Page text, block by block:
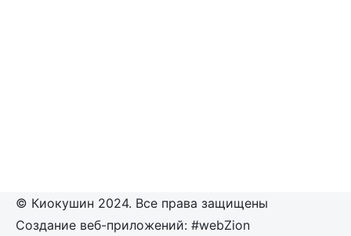
© Киокушин 2024. Все права защищены
Создание веб-приложений: #webZion